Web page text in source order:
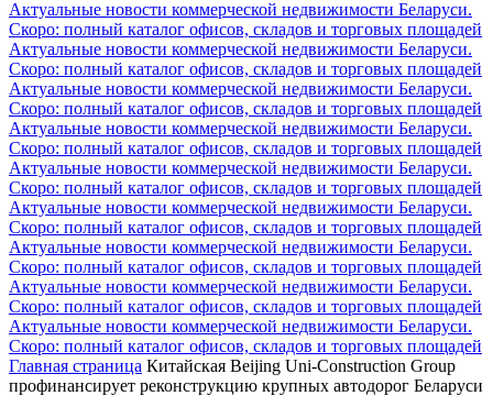
Актуальные новости коммерческой недвижимости Беларуси.
Скоро: полный каталог офисов, складов и торговых площадей
Актуальные новости коммерческой недвижимости Беларуси.
Скоро: полный каталог офисов, складов и торговых площадей
Актуальные новости коммерческой недвижимости Беларуси.
Скоро: полный каталог офисов, складов и торговых площадей
Актуальные новости коммерческой недвижимости Беларуси.
Скоро: полный каталог офисов, складов и торговых площадей
Актуальные новости коммерческой недвижимости Беларуси.
Скоро: полный каталог офисов, складов и торговых площадей
Актуальные новости коммерческой недвижимости Беларуси.
Скоро: полный каталог офисов, складов и торговых площадей
Актуальные новости коммерческой недвижимости Беларуси.
Скоро: полный каталог офисов, складов и торговых площадей
Актуальные новости коммерческой недвижимости Беларуси.
Скоро: полный каталог офисов, складов и торговых площадей
Актуальные новости коммерческой недвижимости Беларуси.
Скоро: полный каталог офисов, складов и торговых площадей
Главная страница Китайская Beijing Uni-Construction Group
профинансирует реконструкцию крупных автодорог Беларуси